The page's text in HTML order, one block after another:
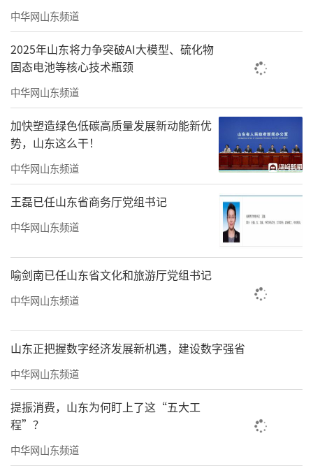
中华网山东频道
2025年山东将力争突破AI大模型、硫化物
固态电池等核心技术瓶颈
中华网山东频道
加快塑造绿色低碳高质量发展新动能新优
势，山东这么干！
中华网山东频道
王磊已任山东省商务厅党组书记
中华网山东频道
喻剑南已任山东省文化和旅游厅党组书记
中华网山东频道
山东正把握数字经济发展新机遇，建设数字强省
中华网山东频道
提振消费，山东为何盯上了这“五大工
程”？
中华网山东频道